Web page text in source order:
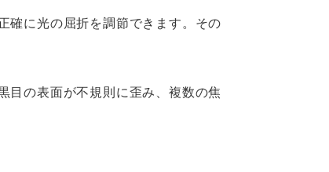
確に光の屈折を調節できます。その
目の表面が不規則に歪み、複数の焦